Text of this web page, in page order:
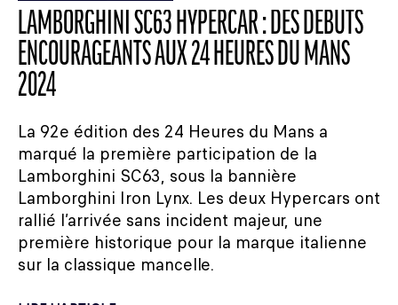
LAMBORGHINI SC63 HYPERCAR : DES DÉBUTS
ENCOURAGEANTS AUX 24 HEURES DU MANS
2024
La 92e édition des 24 Heures du Mans a
marqué la première participation de la
Lamborghini SC63, sous la bannière
Lamborghini Iron Lynx. Les deux Hypercars ont
rallié l’arrivée sans incident majeur, une
première historique pour la marque italienne
sur la classique mancelle.